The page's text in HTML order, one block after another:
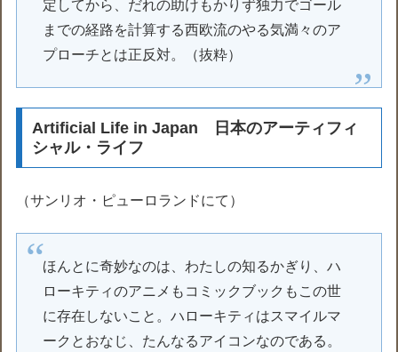
定してから、だれの助けもかりず独力でゴール
までの経路を計算する西欧流のやる気満々のア
プローチとは正反対。（抜粋）
Artificial Life in Japan 日本のアーティフィ
シャル・ライフ
（サンリオ・ピューロランドにて）
ほんとに奇妙なのは、わたしの知るかぎり、ハ
ローキティのアニメもコミックブックもこの世
に存在しないこと。ハローキティはスマイルマ
ークとおなじ、たんなるアイコンなのである。